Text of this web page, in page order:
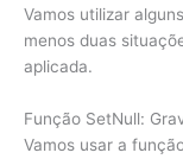
Vamos utilizar
menos duas
aplicada.
Função SetNull:
Vamos usar a